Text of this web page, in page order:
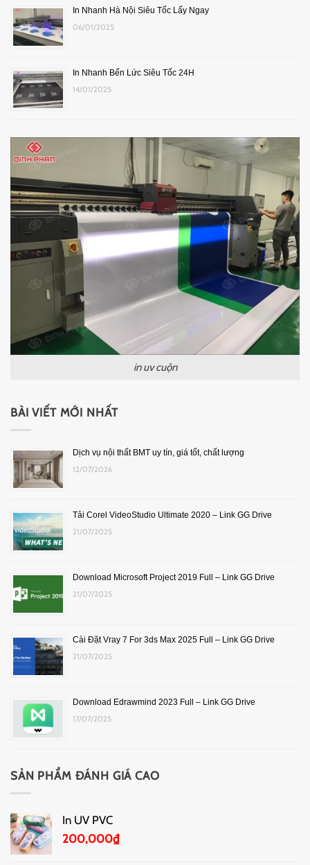
In Nhanh Hà Nội Siêu Tốc Lấy Ngay
06/01/2025
In Nhanh Bến Lức Siêu Tốc 24H
14/01/2025
in uv cuộn
BÀI VIẾT MỚI NHẤT
Dịch vụ nội thất BMT uy tín, giá tốt, chất lượng
12/07/2026
Tải Corel VideoStudio Ultimate 2020 – Link GG Drive
21/07/2025
Download Microsoft Project 2019 Full – Link GG Drive
21/07/2025
Cài Đặt Vray 7 For 3ds Max 2025 Full – Link GG Drive
21/07/2025
Download Edrawmind 2023 Full – Link GG Drive
17/07/2025
SẢN PHẨM ĐÁNH GIÁ CAO
In UV PVC
200,000₫